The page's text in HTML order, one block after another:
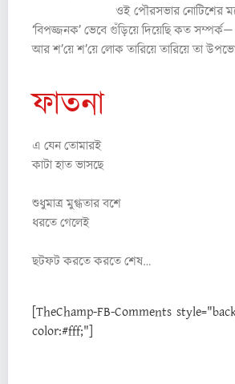
ওই পৌরসভার নোটিশের
‘বিপজ্জনক’ ভেবে গুঁড়িয়ে দিয়েছি কত সম্পর্ক—
আর শ’য়ে শ’য়ে লোক তারিয়ে তারিয়ে তা
ফাতনা
এ যেন তোমারই
কাটা হাত ভাসছে
শুধুমাত্র মুগ্ধতার বশে
ধরতে গেলেই
ছটফট করতে করতে শেষ…
[TheChamp-FB-Comments
color:#fff;"]